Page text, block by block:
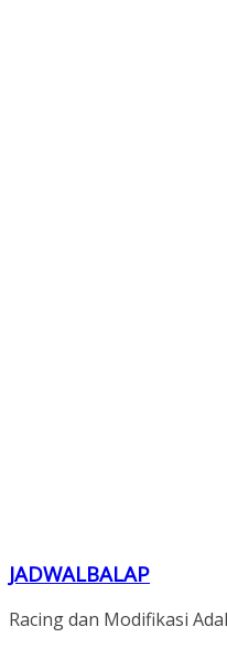
JADWALBALAP
Racing dan Modifikasi